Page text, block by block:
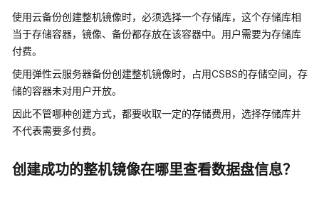
户
指
南
最
佳
实
践
API
参
使用云备份创建整机镜像时，必须选择一个存储库，这个存储库相
当于存储容器，镜像、备份都存放在该容器中。用户需要为存储库
付费。
使用弹性云服务器备份创建整机镜像时，占用CSBS的存储空间，存
储的容器未对用户开放。
因此不管哪种创建方式，都要收取一定的存储费用，选择存储库并
不代表需要多付费。
创建成功的整机镜像在哪里查看数据盘信息？